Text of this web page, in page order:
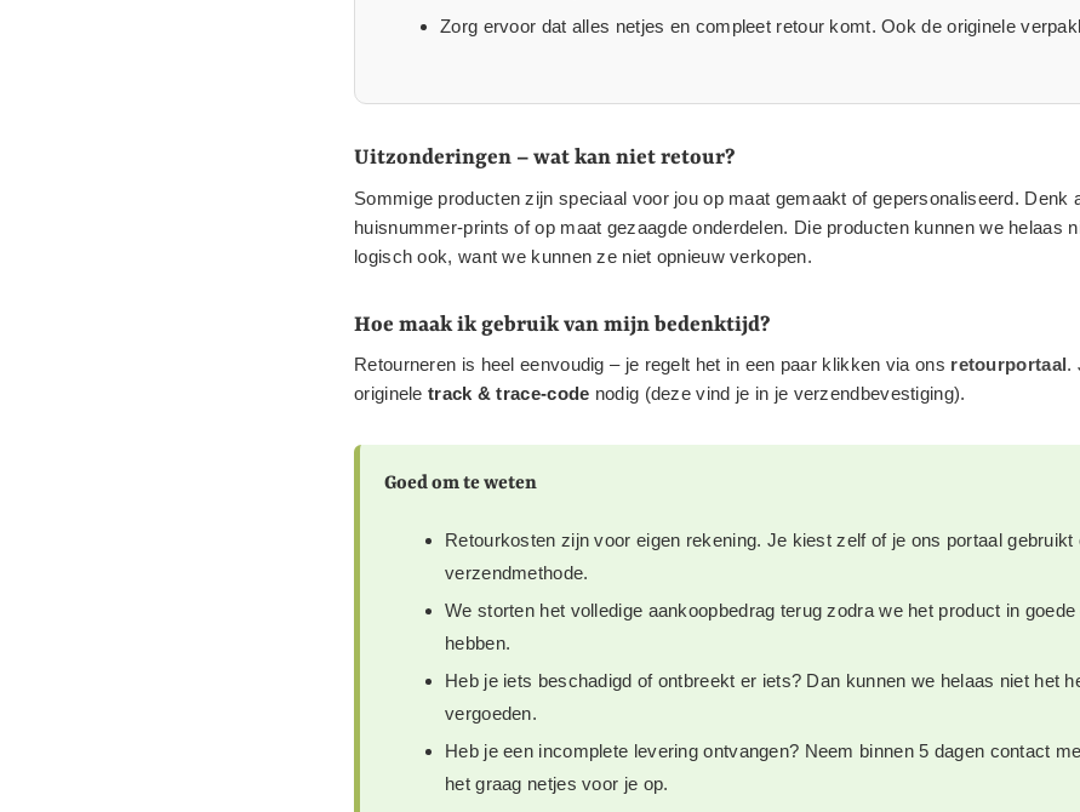
Zorg ervoor dat alles netjes en compleet retour komt. Ook de originele
Uitzonderingen – wat kan niet retour?
Sommige producten zijn speciaal voor jou op maat gemaakt of gepersonaliseerd. Denk
huisnummer-prints of op maat gezaagde onderdelen. Die producten kunnen we helaas
logisch ook, want we kunnen ze niet opnieuw verkopen.
Hoe maak ik gebruik van mijn bedenktijd?
Retourneren is heel eenvoudig – je regelt het in een paar klikken via ons retourportaal.
originele track & trace-code nodig (deze vind je in je verzendbevestiging).
Goed om te weten
Retourkosten zijn voor eigen rekening. Je kiest zelf of je ons portaal gebruikt
verzendmethode.
We storten het volledige aankoopbedrag terug zodra we het product in
hebben.
Heb je iets beschadigd of ontbreekt er iets? Dan kunnen we helaas niet het
vergoeden.
Heb je een incomplete levering ontvangen? Neem binnen 5 dagen contact
het graag netjes voor je op.